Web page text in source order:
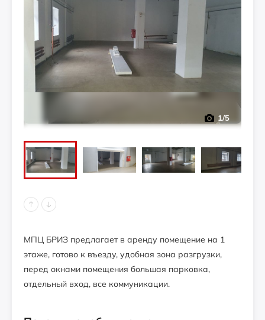
1/5
МПЦ БРИЗ предлагает в аренду помещение на 1
этаже, готово к въезду, удобная зона разгрузки,
перед окнами помещения большая парковка,
отдельный вход, все коммуникации.